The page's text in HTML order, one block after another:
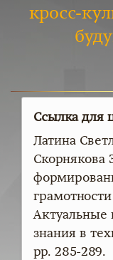
кросс-
Ссылка для
Латина
Скорнякова
Актуальные
знания в
pp. 285-289.